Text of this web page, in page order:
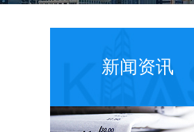
新闻资讯